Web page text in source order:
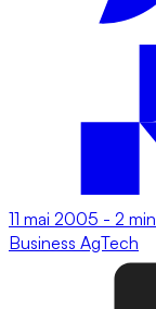
11 mai 2005 - 2 min
Business AgTech